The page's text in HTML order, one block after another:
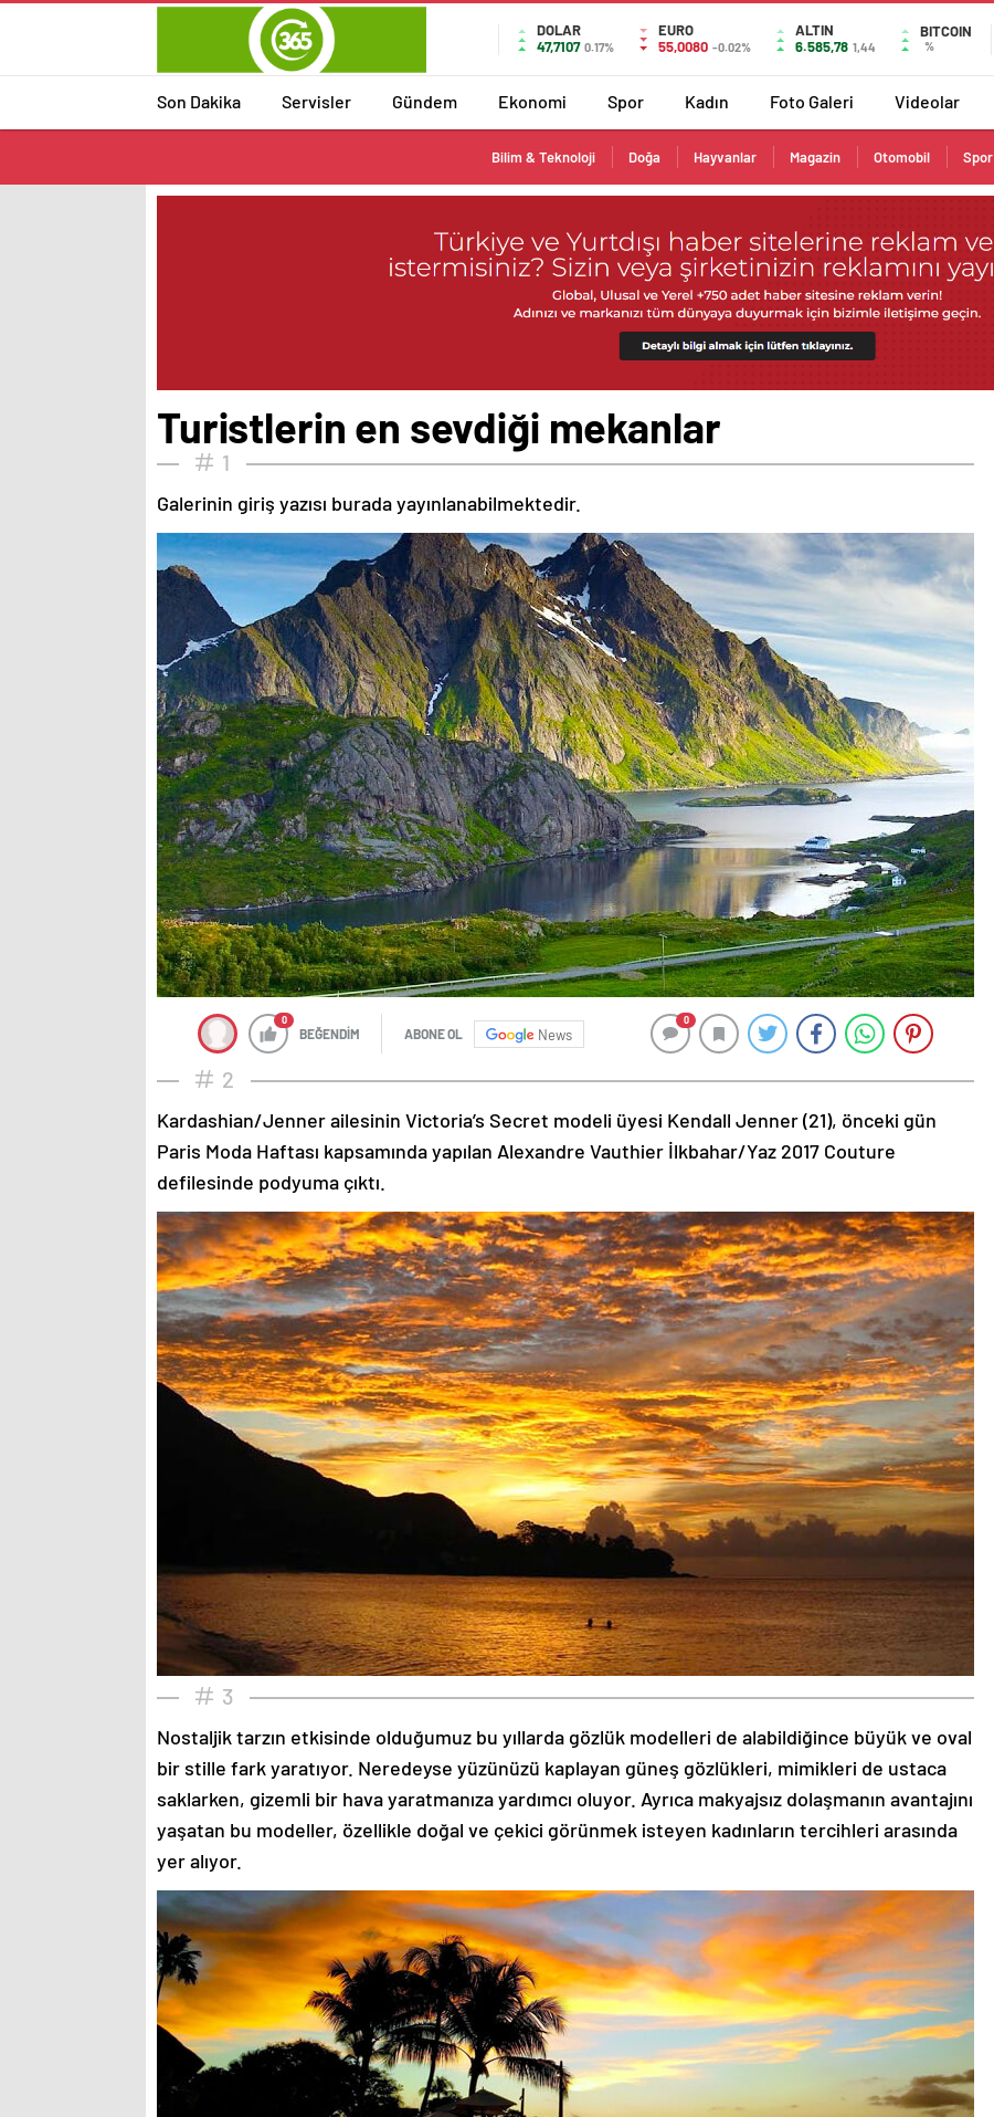
DOLAR
47,7107 0.17%
EURO
55,0080 -0.02%
ALTIN
6.585,78 1,44
BITCOIN
%
Son Dakika Servisler Gündem Ekonomi Spor Kadın Foto Galeri Videolar
Bilim & Teknoloji Doğa Hayvanlar Magazin Otomobil Spor
Turistlerin en sevdiği mekanlar
1
Galerinin giriş yazısı burada yayınlanabilmektedir.
0
BEĞENDİM ABONE OL News
0
2
Kardashian/Jenner ailesinin Victoria’s Secret modeli üyesi Kendall Jenner (21), önceki gün
Paris Moda Haftası kapsamında yapılan Alexandre Vauthier İlkbahar/Yaz 2017 Couture
defilesinde podyuma çıktı.
3
Nostaljik tarzın etkisinde olduğumuz bu yıllarda gözlük modelleri de alabildiğince büyük ve oval
bir stille fark yaratıyor. Neredeyse yüzünüzü kaplayan güneş gözlükleri, mimikleri de ustaca
saklarken, gizemli bir hava yaratmanıza yardımcı oluyor. Ayrıca makyajsız dolaşmanın avantajını
yaşatan bu modeller, özellikle doğal ve çekici görünmek isteyen kadınların tercihleri arasında
yer alıyor.